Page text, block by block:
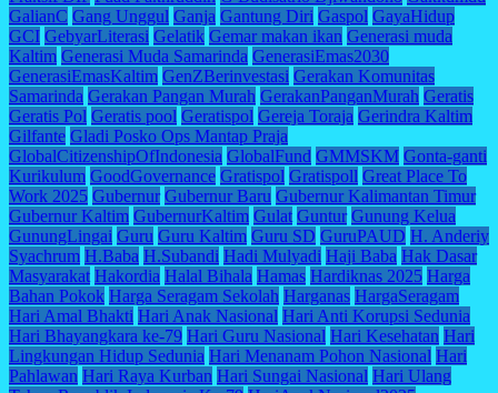
GalianC Gang Unggul Ganja Gantung Diri Gaspol GayaHidup
GCI GebyarLiterasi Gelatik Gemar makan ikan Generasi muda
Kaltim Generasi Muda Samarinda GenerasiEmas2030
GenerasiEmasKaltim GenZBerinvestasi Gerakan Komunitas
Samarinda Gerakan Pangan Murah GerakanPanganMurah Geratis
Geratis Pol Geratis pool Geratispol Gereja Toraja Gerindra Kaltim
Gilfante Gladi Posko Ops Mantap Praja
GlobalCitizenshipOfIndonesia GlobalFund GMMSKM Gonta-ganti
Kurikulum GoodGovernance Gratispol Gratispoll Great Place To
Work 2025 Gubernur Gubernur Baru Gubernur Kalimantan Timur
Gubernur Kaltim GubernurKaltim Gulat Guntur Gunung Kelua
GunungLingai Guru Guru Kaltim Guru SD GuruPAUD H. Anderiy
Syachrum H.Baba H.Subandi Hadi Mulyadi Haji Baba Hak Dasar
Masyarakat Hakordia Halal Bihala Hamas Hardiknas 2025 Harga
Bahan Pokok Harga Seragam Sekolah Harganas HargaSeragam
Hari Amal Bhakti Hari Anak Nasional Hari Anti Korupsi Sedunia
Hari Bhayangkara ke-79 Hari Guru Nasional Hari Kesehatan Hari
Lingkungan Hidup Sedunia Hari Menanam Pohon Nasional Hari
Pahlawan Hari Raya Kurban Hari Sungai Nasional Hari Ulang